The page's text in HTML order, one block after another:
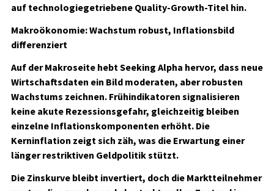
auf technologiegetriebene Quality-Growth-Titel hin.
Makroökonomie: Wachstum robust, Inflationsbild
differenziert
Auf der Makroseite hebt Seeking Alpha hervor, dass neue
Wirtschaftsdaten ein Bild moderaten, aber robusten
Wachstums zeichnen. Frühindikatoren signalisieren
keine akute Rezessionsgefahr, gleichzeitig bleiben
einzelne Inflationskomponenten erhöht. Die
Kerninflation zeigt sich zäh, was die Erwartung einer
länger restriktiven Geldpolitik stützt.
Die Zinskurve bleibt invertiert, doch die Marktteilnehmer